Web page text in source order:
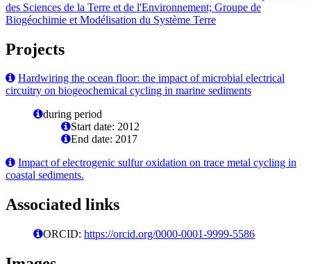
des Sciences de la Terre et de l'Environnement; Groupe de
Biogéochimie et Modélisation du Système Terre
Projects
Hardwiring the ocean floor: the impact of microbial electrical
circuitry on biogeochemical cycling in marine sediments
during period
Start date: 2012
End date: 2017
Impact of electrogenic sulfur oxidation on trace metal cycling in
coastal sediments.
Associated links
ORCID: https://orcid.org/0000-0001-9999-5586